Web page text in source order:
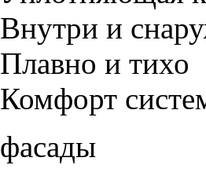
Внутри и
Плавно и тихо
Комфорт
фасады